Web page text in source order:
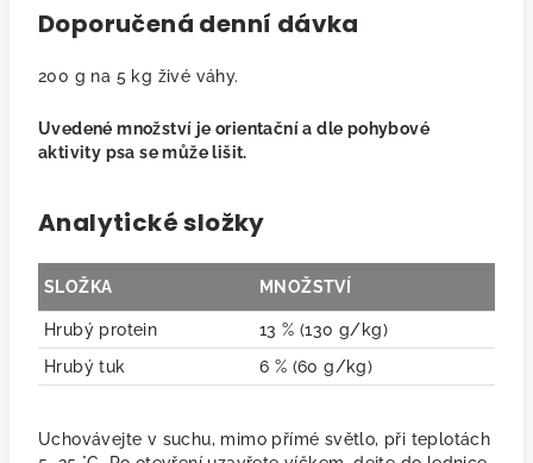
Doporučená denní dávka
200 g na 5 kg živé váhy.
Uvedené množství je orientační a dle pohybové
aktivity psa se může lišit.
Analytické složky
SLOŽKA MNOŽSTVÍ
Hrubý protein
13 % (130 g/kg)
Hrubý tuk
6 % (60 g/kg)
Uchovávejte v suchu, mimo přímé světlo, při teplotách